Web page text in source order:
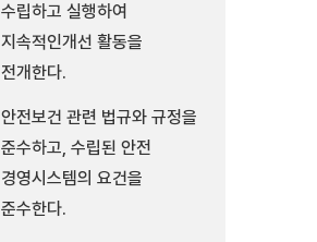
수립하고 실행하여
지속적인개선 활동을
전개한다.
안전보건 관련 법규와 규정을
준수하고, 수립된 안전
경영시스템의 요건을
준수한다.